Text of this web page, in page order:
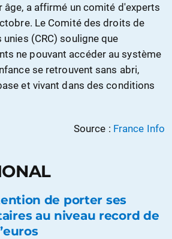
âge, a affirmé un comité d'experts
Le Comité des droits de
(CRC) souligne que
ne pouvant accéder au système
se retrouvent sans abri,
et vivant dans des conditions
Source : France Info
de porter ses
au niveau record de